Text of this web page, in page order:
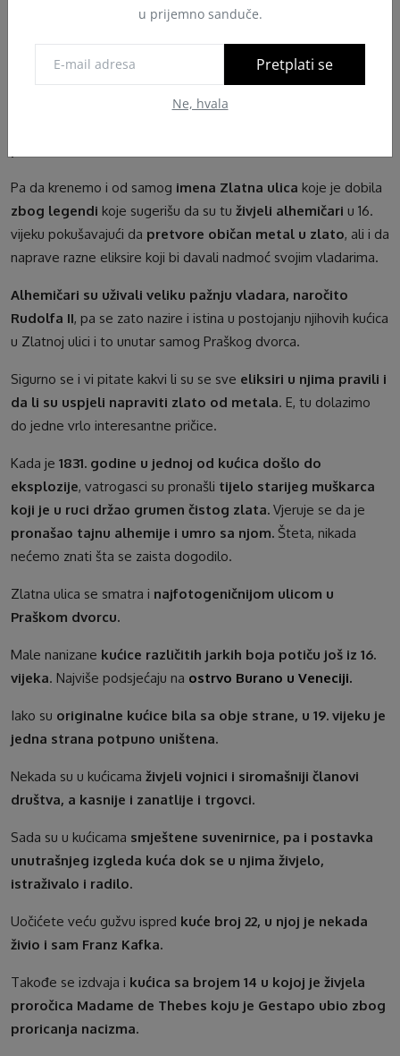
u prijemno sanduče.
Pretplati se
Ne, hvala
Zlatna ulica u Praškom dvorcu je ulica koja budi najveću pažnju
kod turista i to iz više razloga.
Pa da krenemo i od samog imena Zlatna ulica koje je dobila
zbog legendi koje sugerišu da su tu živjeli alhemičari u 16.
vijeku pokušavajući da pretvore običan metal u zlato, ali i da
naprave razne eliksire koji bi davali nadmoć svojim vladarima.
Alhemičari su uživali veliku pažnju vladara, naročito
Rudolfa II, pa se zato nazire i istina u postojanju njihovih kućica
u Zlatnoj ulici i to unutar samog Praškog dvorca.
Sigurno se i vi pitate kakvi li su se sve eliksiri u njima pravili i
da li su uspjeli napraviti zlato od metala. E, tu dolazimo
do jedne vrlo interesantne pričice.
Kada je 1831. godine u jednoj od kućica došlo do
eksplozije, vatrogasci su pronašli tijelo starijeg muškarca
koji je u ruci držao grumen čistog zlata. Vjeruje se da je
pronašao tajnu alhemije i umro sa njom. Šteta, nikada
nećemo znati šta se zaista dogodilo.
Zlatna ulica se smatra i najfotogeničnijom ulicom u
Praškom dvorcu.
Male nanizane kućice različitih jarkih boja potiču još iz 16.
vijeka. Najviše podsjećaju na ostrvo Burano u Veneciji.
Iako su originalne kućice bila sa obje strane, u 19. vijeku je
jedna strana potpuno uništena.
Nekada su u kućicama živjeli vojnici i siromašniji članovi
društva, a kasnije i zanatlije i trgovci.
Sada su u kućicama smještene suvenirnice, pa i postavka
unutrašnjeg izgleda kuća dok se u njima živjelo,
istraživalo i radilo.
Uočićete veću gužvu ispred kuće broj 22, u njoj je nekada
živio i sam Franz Kafka.
Takođe se izdvaja i kućica sa brojem 14 u kojoj je živjela
proročica Madame de Thebes koju je Gestapo ubio zbog
proricanja nacizma.